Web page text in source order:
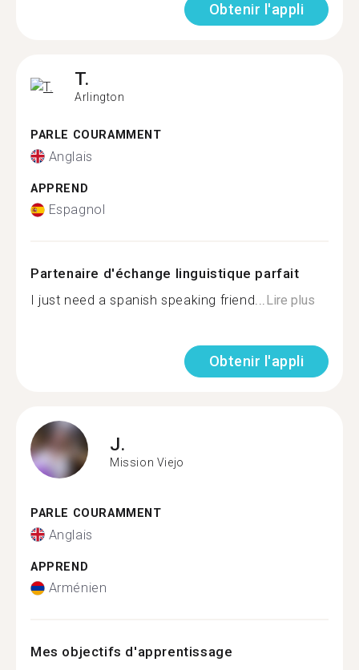
Obtenir l'appli
T.
Arlington
PARLE COURAMMENT
Anglais
APPREND
Espagnol
Partenaire d'échange linguistique parfait
I just need a spanish speaking friend...Lire plus
Obtenir l'appli
J.
Mission Viejo
PARLE COURAMMENT
Anglais
APPREND
Arménien
Mes objectifs d'apprentissage